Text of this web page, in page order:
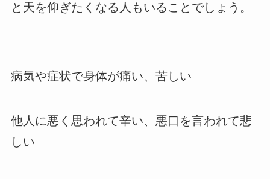
と天を仰ぎたくなる人もいることでしょう。
病気や症状で身体が痛い、苦しい
他人に悪く思われて辛い、悪口を言われて悲
しい